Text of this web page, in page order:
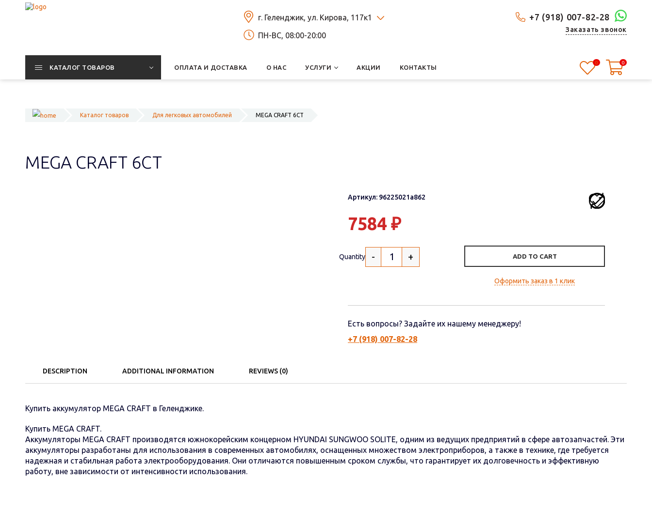
+7 (918) 007-82-28
Заказать звонок
г. Геленджик, ул. Кирова, 117к1
ПН-ВС, 08:00-20:00
КАТАЛОГ ТОВАРОВ ОПЛАТА И ДОСТАВКА О НАС УСЛУГИ АКЦИИ КОНТАКТЫ
0 0
Каталог товаров Для легковых автомобилей MEGA CRAFT 6СТ
MEGA CRAFT 6СТ
Артикул: 96225021a862
7584 ₽
Quantity - + ADD TO CART
Оформить заказ в 1 клик
Есть вопросы? Задайте их нашему менеджеру!
+7 (918) 007-82-28
DESCRIPTION ADDITIONAL INFORMATION REVIEWS (0)
Купить аккумулятор MEGA CRAFT в Геленджике.
Купить MEGA CRAFT.
Аккумуляторы MEGA CRAFT производятся южнокорейским концерном HYUNDAI SUNGWOO SOLITE, одним из ведущих предприятий в сфере автозапчастей. Эти
аккумуляторы разработаны для использования в современных автомобилях, оснащенных множеством электроприборов, а также в технике, где требуется
надежная и стабильная работа электрооборудования. Они отличаются повышенным сроком службы, что гарантирует их долговечность и эффективную
работу, вне зависимости от интенсивности использования.